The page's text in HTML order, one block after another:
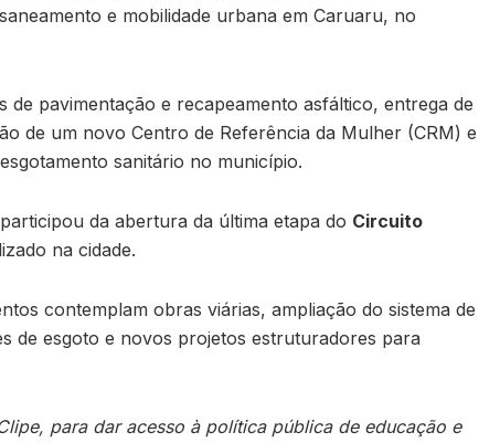
e mobilidade urbana em Caruaru, no
pavimentação e recapeamento asfáltico, entrega de
de um novo Centro de Referência da Mulher (CRM) e
sanitário no município.
da abertura da última etapa do Circuito
na cidade.
contemplam obras viárias, ampliação do sistema de
de esgoto e novos projetos estruturadores para
para dar acesso à política pública de educação e